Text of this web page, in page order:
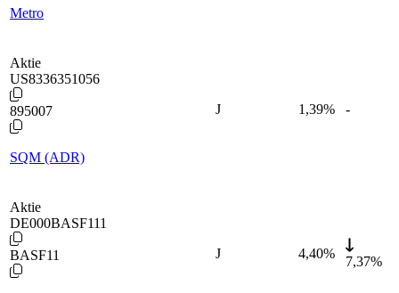
Metro
Aktie
US8336351056
895007
SQM (ADR)
J 1,39% -
Aktie
DE000BASF111
BASF11 J 4,40%
7,37%